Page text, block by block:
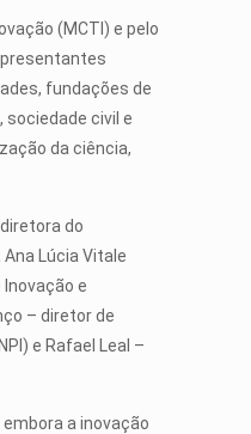
(MCTI) e pelo
fundações de
civil e
da ciência,
do
Lúcia Vitale
e
– diretor de
e Rafael Leal –
a inovação